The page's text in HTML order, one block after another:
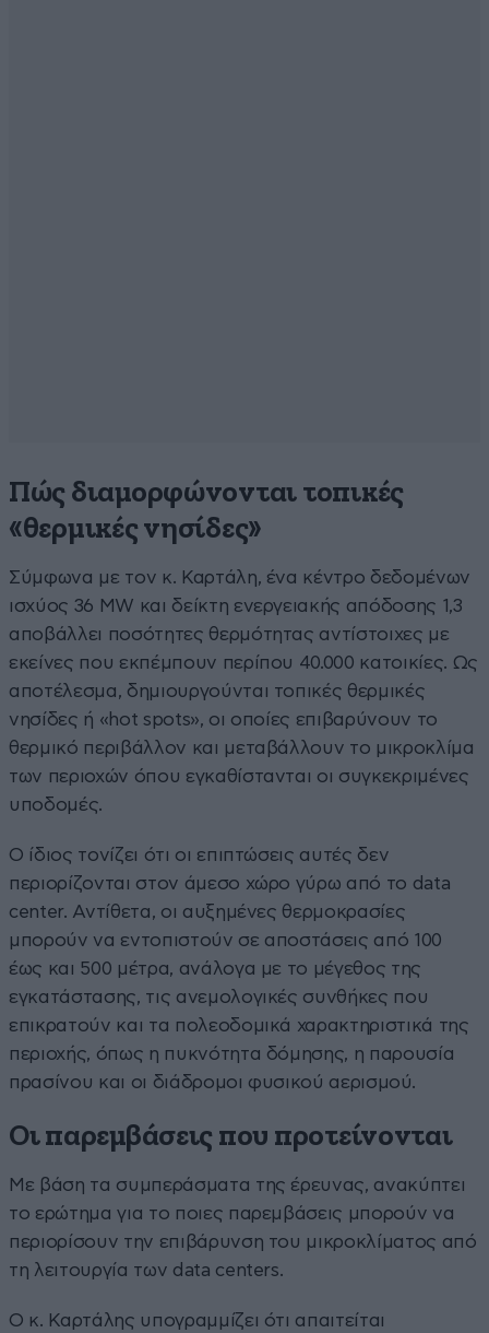
Πώς διαμορφώνονται τοπικές
«θερμικές νησίδες»
Σύμφωνα με τον κ. Καρτάλη, ένα κέντρο δεδομένων
ισχύος 36 MW και δείκτη ενεργειακής απόδοσης 1,3
αποβάλλει ποσότητες θερμότητας αντίστοιχες με
εκείνες που εκπέμπουν περίπου 40.000 κατοικίες. Ως
αποτέλεσμα, δημιουργούνται τοπικές θερμικές
νησίδες ή «hot spots», οι οποίες επιβαρύνουν το
θερμικό περιβάλλον και μεταβάλλουν το μικροκλίμα
των περιοχών όπου εγκαθίστανται οι συγκεκριμένες
υποδομές.
Ο ίδιος τονίζει ότι οι επιπτώσεις αυτές δεν
περιορίζονται στον άμεσο χώρο γύρω από το data
center. Αντίθετα, οι αυξημένες θερμοκρασίες
μπορούν να εντοπιστούν σε αποστάσεις από 100
έως και 500 μέτρα, ανάλογα με το μέγεθος της
εγκατάστασης, τις ανεμολογικές συνθήκες που
επικρατούν και τα πολεοδομικά χαρακτηριστικά της
περιοχής, όπως η πυκνότητα δόμησης, η παρουσία
πρασίνου και οι διάδρομοι φυσικού αερισμού.
Οι παρεμβάσεις που προτείνονται
Με βάση τα συμπεράσματα της έρευνας, ανακύπτει
το ερώτημα για το ποιες παρεμβάσεις μπορούν να
περιορίσουν την επιβάρυνση του μικροκλίματος από
τη λειτουργία των data centers.
Ο κ. Καρτάλης υπογραμμίζει ότι απαιτείται